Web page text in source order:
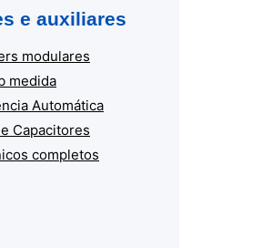
e auxiliares
modulares
medida
Automática
Capacitores
completos